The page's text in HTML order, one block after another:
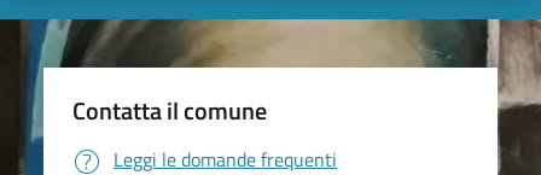
Contatta il comune
Leggi le domande frequenti